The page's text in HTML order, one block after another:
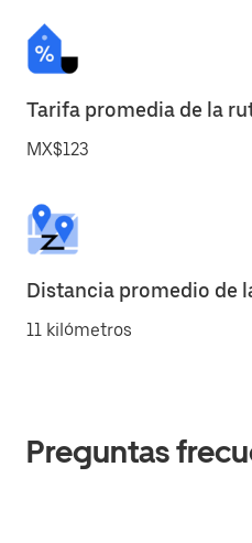
Tarifa promedia de la
MX$123
Distancia promedio de
11 kilómetros
Preguntas